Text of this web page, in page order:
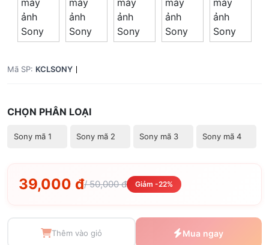
Mã SP: KCLSONY
CHỌN PHÂN LOẠI
Sony mã 1 Sony mã 2 Sony mã 3 Sony mã 4
39,000 đ/ 50,000 đ Giảm -22%
Thêm vào giỏ Mua ngay